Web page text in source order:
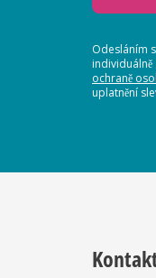
Odesláním
individuálně
ochraně
uplatnění